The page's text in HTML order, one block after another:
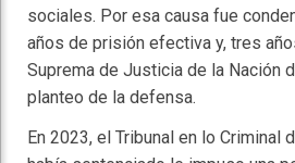
sociales. Por esa causa fue
años de prisión efectiva y, tres
Suprema de Justicia de la Nación
planteo de la defensa.
En 2023, el Tribunal en lo Criminal